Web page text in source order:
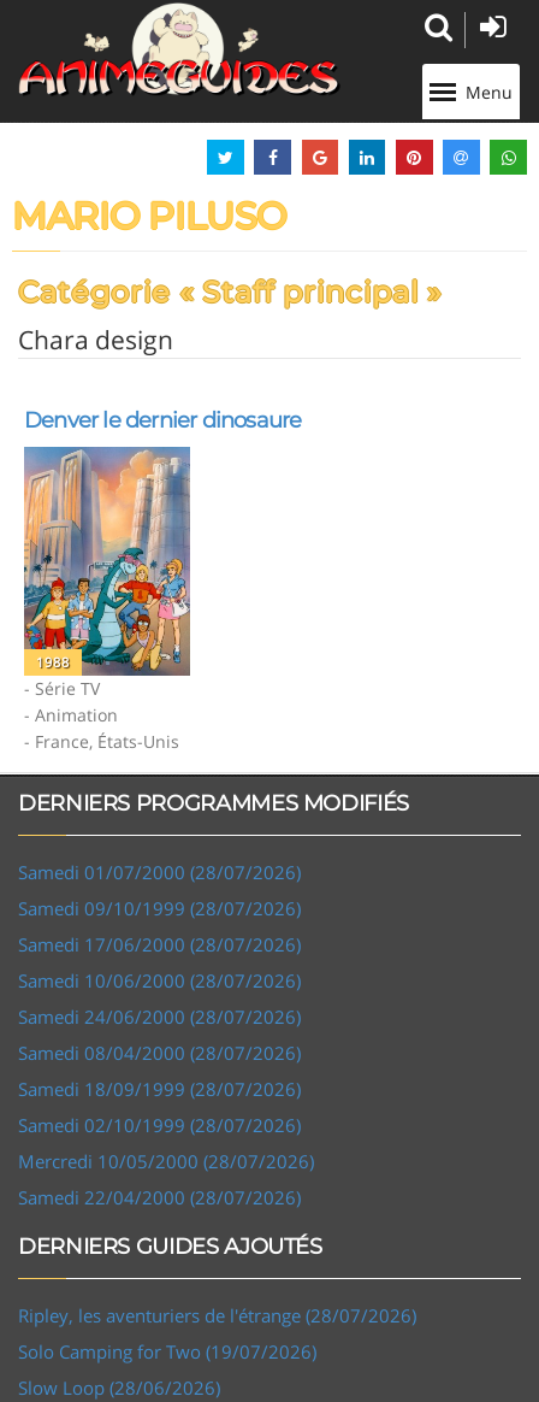
Menu
MARIO PILUSO
Catégorie « Staff principal »
Chara design
Denver le dernier dinosaure
1988
- Série TV
- Animation
- France, États-Unis
DERNIERS PROGRAMMES MODIFIÉS
Samedi 01/07/2000 (28/07/2026)
Samedi 09/10/1999 (28/07/2026)
Samedi 17/06/2000 (28/07/2026)
Samedi 10/06/2000 (28/07/2026)
Samedi 24/06/2000 (28/07/2026)
Samedi 08/04/2000 (28/07/2026)
Samedi 18/09/1999 (28/07/2026)
Samedi 02/10/1999 (28/07/2026)
Mercredi 10/05/2000 (28/07/2026)
Samedi 22/04/2000 (28/07/2026)
DERNIERS GUIDES AJOUTÉS
Ripley, les aventuriers de l'étrange (28/07/2026)
Solo Camping for Two (19/07/2026)
Slow Loop (28/06/2026)
Panneau de gestion des cookies